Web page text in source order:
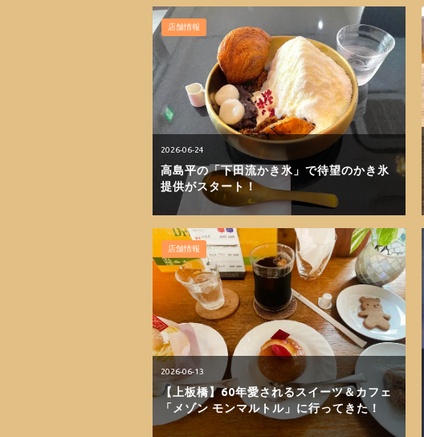
2026-06-24
高島平の「下田流かき氷」で待望のかき氷
提供がスタート！
店舗情報
2026-06-13
【上板橋】60年愛されるスイーツ＆カフェ
「メゾン モンマルトル」に行ってきた！
店舗情報